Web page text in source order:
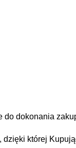
dokonania
której